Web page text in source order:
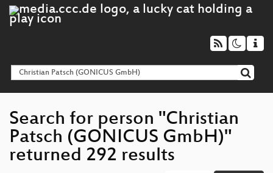
Search for person "Christian
Patsch (GONICUS GmbH)"
returned 292 results